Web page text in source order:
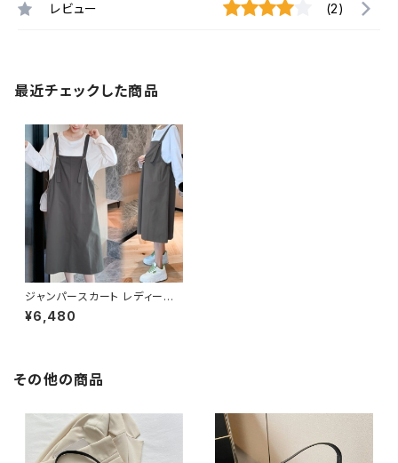
レビュー (2)
最近チェックした商品
ジャンパースカート レディース
春夏 秋冬 春 夏 秋 冬 スカート
ジャンスカ オーバーオール サロ
長袖 Aライン ジャンパースカー
ト ワンピース オールインワン ミ
ファッション 韓国風 上品 グレー
カーキ 大人 カジュアル 10代 2
0代 30代 40代 C-WAW1065
¥6,480
その他の商品